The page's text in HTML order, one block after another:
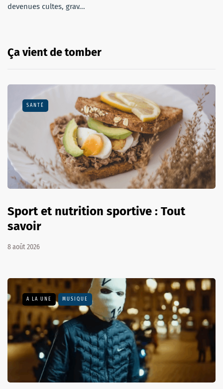
devenues cultes, grav...
Ça vient de tomber
SANTÉ
Sport et nutrition sportive : Tout
savoir
8 août 2026
A LA UNE MUSIQUE